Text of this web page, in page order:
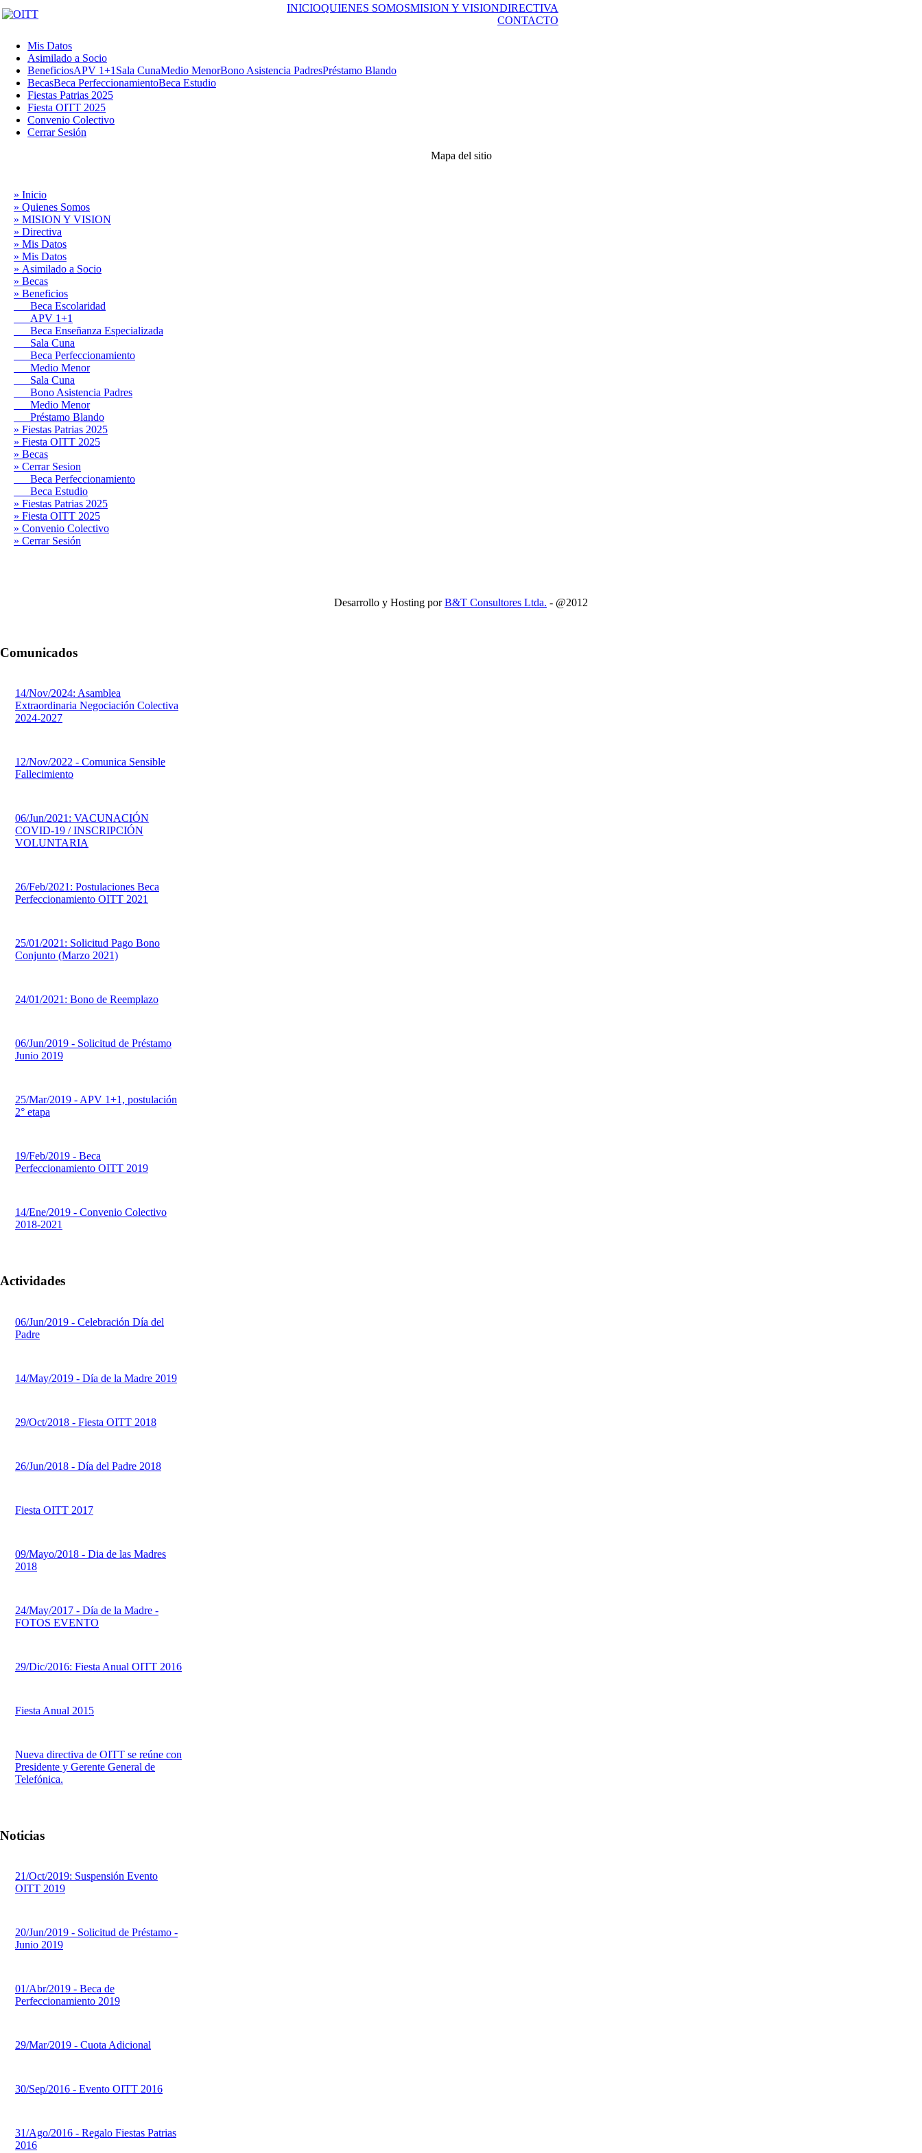
INICIOQUIENES SOMOSMISION Y VISIONDIRECTIVA
CONTACTO
Mis Datos
Asimilado a Socio
BeneficiosAPV 1+1 Sala CunaMedio MenorBono Asistencia PadresPréstamo Blando
BecasBeca PerfeccionamientoBeca Estudio
Fiestas Patrias 2025
Fiesta OITT 2025
Convenio Colectivo
Cerrar Sesión
Mapa del sitio
» Inicio
» Quienes Somos
» MISION Y VISION
» Directiva
» Mis Datos
» Mis Datos
» Asimilado a Socio
» Becas
» Beneficios
Beca Escolaridad
APV 1+1
Beca Enseñanza Especializada
Sala Cuna
Beca Perfeccionamiento
Medio Menor
Sala Cuna
Bono Asistencia Padres
Medio Menor
Préstamo Blando
» Fiestas Patrias 2025
» Fiesta OITT 2025
» Becas
» Cerrar Sesion
Beca Perfeccionamiento
Beca Estudio
» Fiestas Patrias 2025
» Fiesta OITT 2025
» Convenio Colectivo
» Cerrar Sesión
Desarrollo y Hosting porB&T Consultores Ltda. - @2012
Comunicados
14/Nov/2024: Asamblea
Extraordinaria Negociación Colectiva
2024-2027
12/Nov/2022 - Comunica Sensible
Fallecimiento
06/Jun/2021: VACUNACIÓN
COVID-19 / INSCRIPCIÓN
VOLUNTARIA
26/Feb/2021: Postulaciones Beca
Perfeccionamiento OITT 2021
25/01/2021: Solicitud Pago Bono
Conjunto (Marzo 2021)
24/01/2021: Bono de Reemplazo
06/Jun/2019 - Solicitud de Préstamo
Junio 2019
25/Mar/2019 - APV 1+1, postulación
2° etapa
19/Feb/2019 - Beca
Perfeccionamiento OITT 2019
14/Ene/2019 - Convenio Colectivo
2018-2021
Actividades
06/Jun/2019 - Celebración Día del
Padre
14/May/2019 - Día de la Madre 2019
29/Oct/2018 - Fiesta OITT 2018
26/Jun/2018 - Día del Padre 2018
Fiesta OITT 2017
09/Mayo/2018 - Dia de las Madres
2018
24/May/2017 - Día de la Madre -
FOTOS EVENTO
29/Dic/2016: Fiesta Anual OITT 2016
Fiesta Anual 2015
Nueva directiva de OITT se reúne con
Presidente y Gerente General de
Telefónica.
Noticias
21/Oct/2019: Suspensión Evento
OITT 2019
20/Jun/2019 - Solicitud de Préstamo -
Junio 2019
01/Abr/2019 - Beca de
Perfeccionamiento 2019
29/Mar/2019 - Cuota Adicional
30/Sep/2016 - Evento OITT 2016
31/Ago/2016 - Regalo Fiestas Patrias
2016